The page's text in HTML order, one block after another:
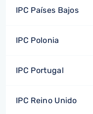
IPC Países Bajos
IPC Polonia
IPC Portugal
IPC Reino Unido